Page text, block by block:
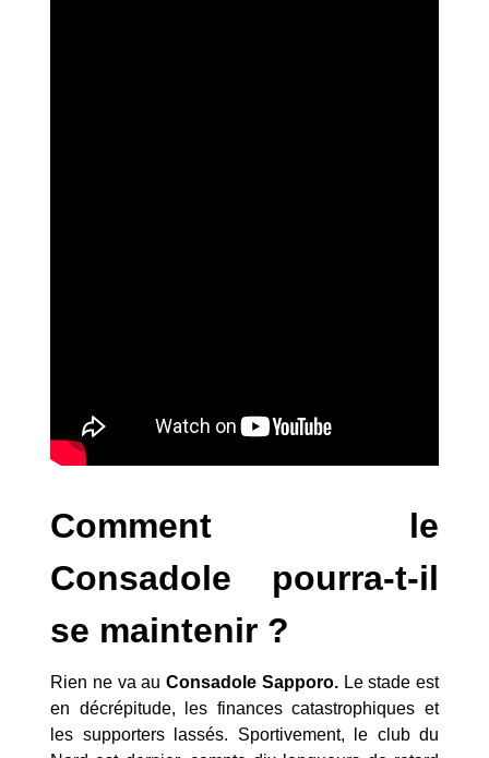
Comment le
Consadole pourra-t-il
se maintenir ?
Rien ne va au Consadole Sapporo.Le stade est
en décrépitude, les finances catastrophiques et
les supporters lassés. Sportivement, le club du